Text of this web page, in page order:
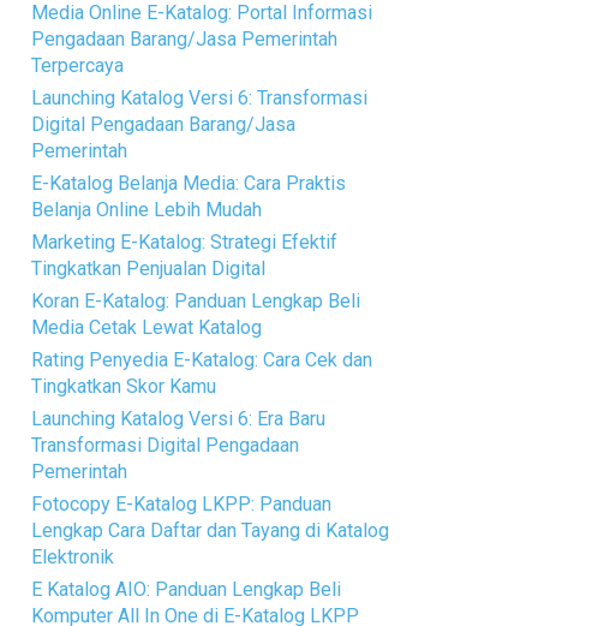
Media Online E-Katalog: Portal Informasi
Pengadaan Barang/Jasa Pemerintah
Terpercaya
Launching Katalog Versi 6: Transformasi
Digital Pengadaan Barang/Jasa
Pemerintah
E-Katalog Belanja Media: Cara Praktis
Belanja Online Lebih Mudah
Marketing E-Katalog: Strategi Efektif
Tingkatkan Penjualan Digital
Koran E-Katalog: Panduan Lengkap Beli
Media Cetak Lewat Katalog
Rating Penyedia E-Katalog: Cara Cek dan
Tingkatkan Skor Kamu
Launching Katalog Versi 6: Era Baru
Transformasi Digital Pengadaan
Pemerintah
Fotocopy E-Katalog LKPP: Panduan
Lengkap Cara Daftar dan Tayang di Katalog
Elektronik
E Katalog AIO: Panduan Lengkap Beli
Komputer All In One di E-Katalog LKPP